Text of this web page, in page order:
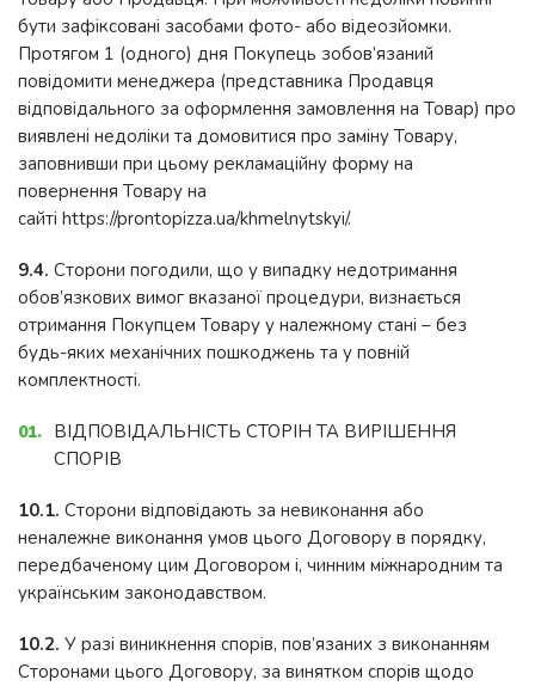
бути зафіксовані засобами фото- або відеозйомки.
Протягом 1 (одного) дня Покупець зобов’язаний
повідомити менеджера (представника Продавця
відповідального за оформлення замовлення на Товар) про
виявлені недоліки та домовитися про заміну Товару,
заповнивши при цьому рекламаційну форму на
повернення Товару на
сайті https://prontopizza.ua/khmelnytskyi/.
9.4. Сторони погодили, що у випадку недотримання
обов’язкових вимог вказаної процедури, визнається
отримання Покупцем Товару у належному стані – без
будь-яких механічних пошкоджень та у повній
комплектності.
ВІДПОВІДАЛЬНІСТЬ СТОРІН ТА ВИРІШЕННЯ
СПОРІВ
10.1. Сторони відповідають за невиконання або
неналежне виконання умов цього Договору в порядку,
передбаченому цим Договором і, чинним міжнародним та
українським законодавством.
10.2. У разі виникнення спорів, пов’язаних з виконанням
Сторонами цього Договору, за винятком спорів щодо